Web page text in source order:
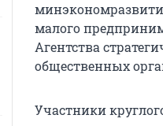
малого
Агентства
общественных
Участники